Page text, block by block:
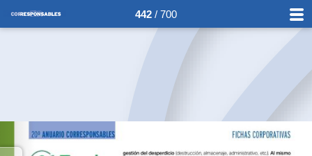
442 / 700